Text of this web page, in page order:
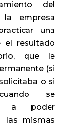
del
empresa
una
el resultado
que le
(si
o si
se
a poder
las mismas